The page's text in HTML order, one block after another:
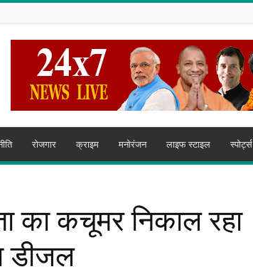
रोजगार क्राइम मनोरंजन लाइफ स्टाइल स्पोर्ट्स
का कचूमर निकाल रहा
डीजल